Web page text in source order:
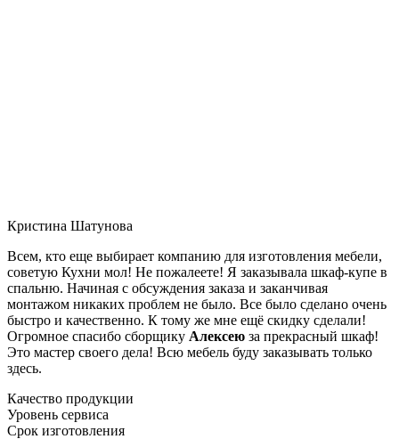
Кристина Шатунова
Всем, кто еще выбирает компанию для изготовления мебели,
советую Кухни мол! Не пожалеете! Я заказывала шкаф-купе в
спальню. Начиная с обсуждения заказа и заканчивая
монтажом никаких проблем не было. Все было сделано очень
быстро и качественно. К тому же мне ещё скидку сделали!
Огромное спасибо сборщику Алексею за прекрасный шкаф!
Это мастер своего дела! Всю мебель буду заказывать только
здесь.
Качество продукции
Уровень сервиса
Срок изготовления